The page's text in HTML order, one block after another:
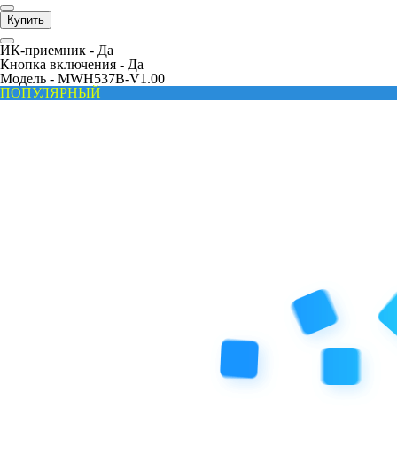
Купить
ИК-приемник - Да
Кнопка включения - Да
Модель - MWH537B-V1.00
ПОПУЛЯРНЫЙ